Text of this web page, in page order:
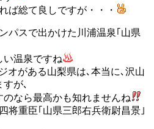
ば総て良しですが・・・
パスで出かけた川浦温泉｢山県
い温泉ですね
オがある山梨県は､本当に､沢山
が､
なら最高かも知れませんね
将重臣｢山県三郎右兵衛尉昌景｣